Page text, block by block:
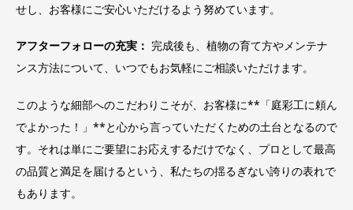
せし、お客様にご安心いただけるよう努めています。
アフターフォローの充実： 完成後も、植物の育て方やメンテナ
ンス方法について、いつでもお気軽にご相談いただけます。
このような細部へのこだわりこそが、お客様に**「庭彩工に頼ん
でよかった！」**と心から言っていただくための土台となるので
す。それは単にご要望にお応えするだけでなく、プロとして最高
の品質と満足を届けるという、私たちの揺るぎない誇りの表れで
もあります。